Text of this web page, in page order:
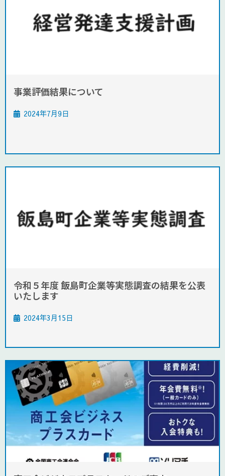
事業評価結果について
2024年7月9日
令和５年度 飯島町企業等実態調査の結果を公表
いたします
2024年3月15日